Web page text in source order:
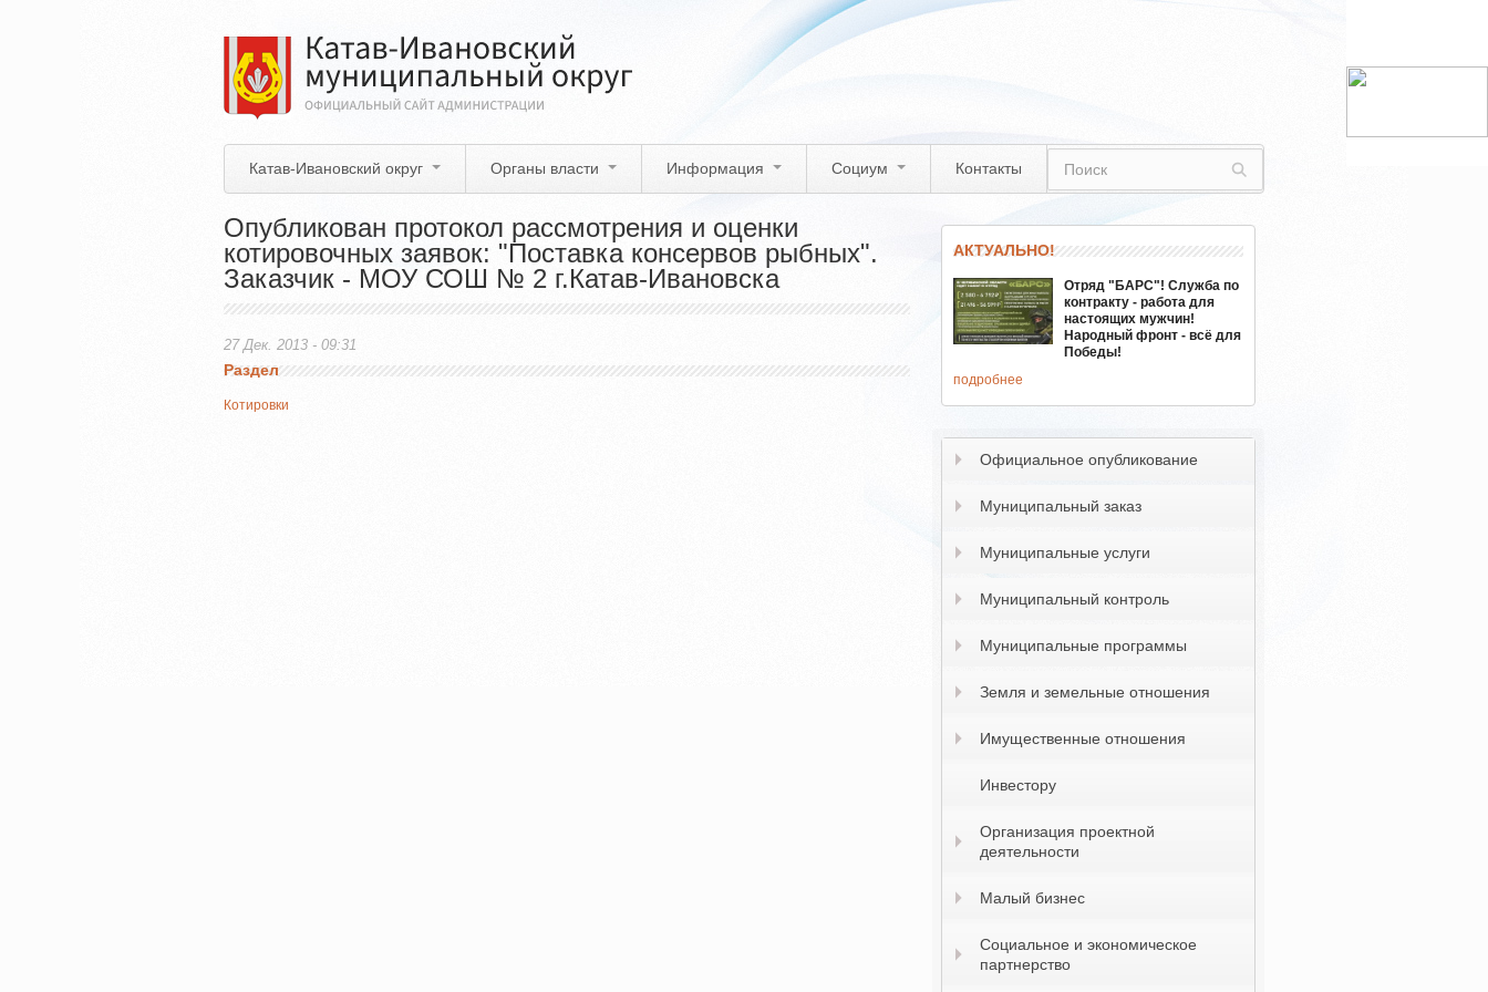
Катав-Ивановский округ Органы власти Информация Социум Контакты
Опубликован протокол рассмотрения и оценки
котировочных заявок: "Поставка консервов рыбных".
Заказчик - МОУ СОШ № 2 г.Катав-Ивановска
27 Дек. 2013 - 09:31
Раздел
Котировки
АКТУАЛЬНО!
Отряд "БАРС"! Служба по
контракту - работа для
настоящих мужчин!
Народный фронт - всё для
Победы!
подробнее
Официальное опубликование
Муниципальный заказ
Муниципальные услуги
Муниципальный контроль
Муниципальные программы
Земля и земельные отношения
Имущественные отношения
Инвестору
Организация проектной
деятельности
Малый бизнес
Социальное и экономическое
партнерство